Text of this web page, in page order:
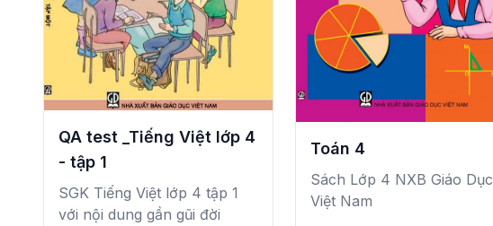
QA test _Tiếng Việt lớp 4
- tập 1
SGK Tiếng Việt lớp 4 tập 1
với nội dung gần gũi đời
Toán 4
Sách Lớp 4 NXB Giáo Dục
Việt Nam